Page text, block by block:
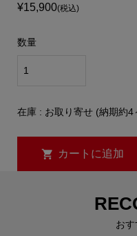
¥15,900(税込)
数量
在庫 : お取り寄せ (納期約4
お